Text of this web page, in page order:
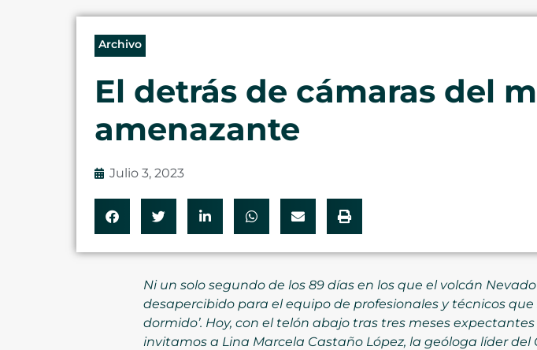
Archivo
El detrás de cámaras del
amenazante
Julio 3, 2023
Ni un solo segundo de los 89 días en los que el volcán
desapercibido para el equipo de profesionales y técnicos
dormido’. Hoy, con el telón abajo tras tres meses
invitamos a Lina Marcela Castaño López, la geóloga líder